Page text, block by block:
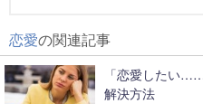
恋愛の関連記事
「恋愛したい
解決方法